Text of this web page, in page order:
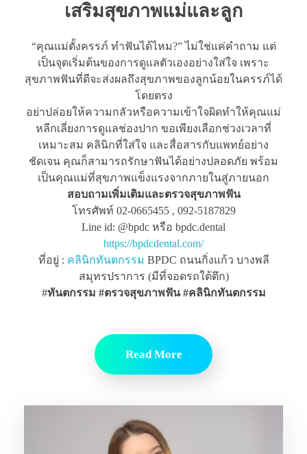
เสริมสุขภาพแม่และลูก
“คุณแม่ตั้งครรภ์ ทำฟันได้ไหม?” ไม่ใช่แค่คำถาม แต่
เป็นจุดเริ่มต้นของการดูแลตัวเองอย่างใส่ใจ เพราะ
สุขภาพฟันที่ดีจะส่งผลถึงสุขภาพของลูกน้อยในครรภ์ได้
โดยตรง
อย่าปล่อยให้ความกลัวหรือความเข้าใจผิดทำให้คุณแม่
หลีกเลี่ยงการดูแลช่องปาก ขอเพียงเลือกช่วงเวลาที่
เหมาะสม คลินิกที่ใส่ใจ และสื่อสารกับแพทย์อย่าง
ชัดเจน คุณก็สามารถรักษาฟันได้อย่างปลอดภัย พร้อม
เป็นคุณแม่ที่สุขภาพแข็งแรงจากภายในสู่ภายนอก
สอบถามเพิ่มเติมและตรวจสุขภาพฟัน
โทรศัพท์ 02-0665455 , 092-5187829
Line id: @bpdc หรือ bpdc.dental
https://bpdcdental.com/
ที่อยู่ : คลินิกทันตกรรม BPDC ถนนกิ่งแก้ว บางพลี
สมุทรปราการ (มีที่จอดรถใต้ตึก)
#ทันตกรรม #ตรวจสุขภาพฟัน #คลินิกทันตกรรม
Read More